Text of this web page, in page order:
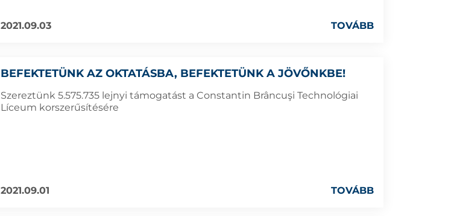
2021.09.03 TOVÁBB
BEFEKTETÜNK AZ OKTATÁSBA, BEFEKTETÜNK A JÖVŐNKBE!
Szereztünk 5.575.735 lejnyi támogatást a Constantin Brâncuşi Technológiai
Líceum korszerűsítésére
2021.09.01 TOVÁBB